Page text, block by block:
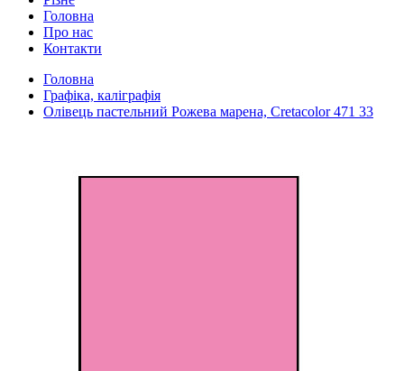
Головна
Про нас
Контакти
Головна
Графіка, каліграфія
Олівець пастельний Рожева марена, Cretacolor 471 33